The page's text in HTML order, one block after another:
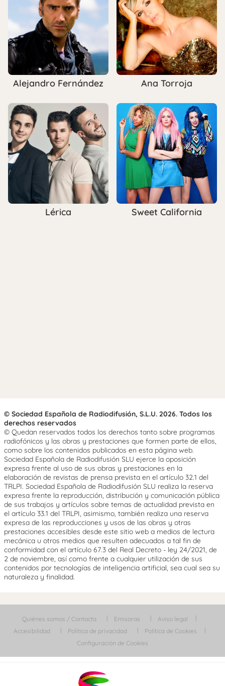
Alejandro Fernández Ana Torroja
Lérica Sweet California
© Sociedad Española de Radiodifusión, S.L.U. 2026. Todos los
derechos reservados
© Quedan reservados todos los derechos tanto sobre programas
radiofónicos y las obras y prestaciones que formen parte de ellos,
como sobre los contenidos publicados en esta página web.
Sociedad Española de Radiodifusión SLU ejerce la oposición
expresa frente al uso de sus obras y prestaciones en la
elaboración de revistas de prensa prevista en el artículo 32.1 del
TRLPI. Sociedad Española de Radiodifusión SLU realiza la reserva
expresa frente la reproducción, distribución y comunicación pública
de sus trabajos y artículos sobre temas de actualidad prevista en
el artículo 33.1 del TRLPI, asimismo, también realiza una reserva
expresa de las reproducciones y usos de las obras y otras
prestaciones accesibles desde este sitio web a medios de lectura
mecánica u otros medios que resulten adecuados a tal fin de
conformidad con el artículo 67.3 del Real Decreto - ley 24/2021, de
2 de noviembre, así como frente a cualquier utilización de sus
contenidos por tecnologías de inteligencia artificial, sea cual sea su
naturaleza y finalidad.
Quiénes somos / Contacta Emisoras
Aviso legal
Accesibilidad
Política de privacidad
Política de Cookies
Configuración de Cookies